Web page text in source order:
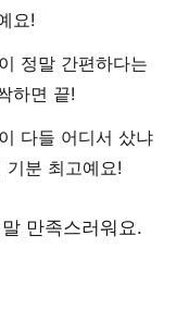
요!
정말 간편하다는
하면 끝!
다들 어디서 샀냐
기분 최고예요!
만족스러워요.